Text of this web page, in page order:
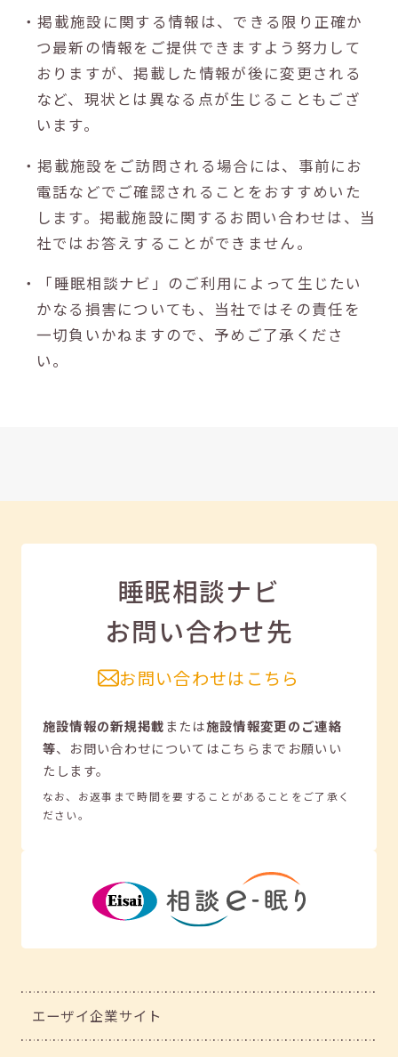
・掲載施設に関する情報は、できる限り正確か
つ最新の情報をご提供できますよう努力して
おりますが、掲載した情報が後に変更される
など、現状とは異なる点が生じることもござ
います。
・掲載施設をご訪問される場合には、事前にお
電話などでご確認されることをおすすめいた
します。掲載施設に関するお問い合わせは、当
社ではお答えすることができません。
・「睡眠相談ナビ」のご利用によって生じたい
かなる損害についても、当社ではその責任を
一切負いかねますので、予めご了承くださ
い。
睡眠相談ナビ
お問い合わせ先
お問い合わせはこちら
施設情報の新規掲載または施設情報変更のご連絡
等、 お問い合わせについてはこちらまでお願いい
たします。
なお、お返事まで時間を要することがあることをご了承く
ださい。
エーザイ企業サイト